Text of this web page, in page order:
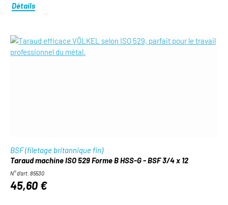
Détails
BSF (filetage britannique fin)
Taraud machine ISO 529 Forme B HSS-G - BSF 3/4 x 12
N° d'art. 85530
45,60 €